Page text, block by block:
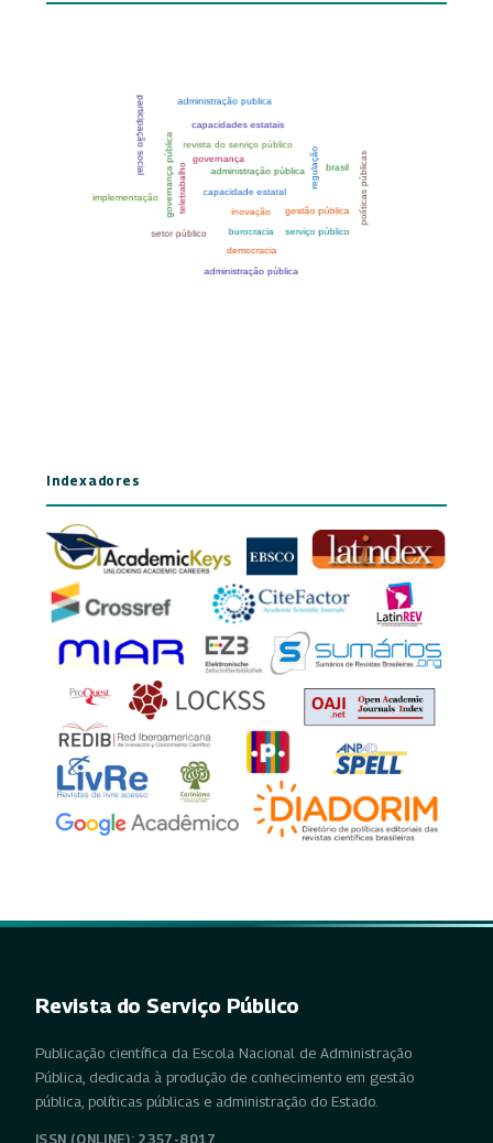
Indexadores
Revista do Serviço Público
Publicação científica da Escola Nacional de Administração
Pública, dedicada à produção de conhecimento em gestão
pública, políticas públicas e administração do Estado.
ISSN (ONLINE): 2357-8017